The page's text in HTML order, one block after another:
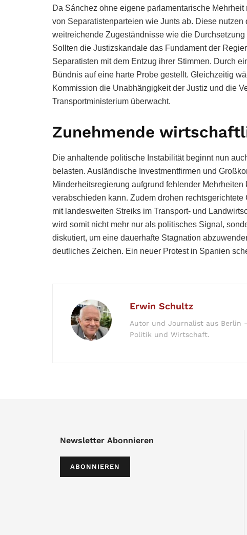
Da Sánchez ohne eigene parlamentarische
von Separatistenparteien wie Junts ab. Diese
weitreichende Zugeständnisse wie die
Sollten die Justizskandale das Fundament der
Separatisten mit dem Entzug ihrer Stimmen. Durch
Bündnis auf eine harte Probe gestellt. Gleichzeitig
Kommission die Unabhängigkeit der Justiz und die
Transportministerium überwacht.
Zunehmende
Die anhaltende politische Instabilität beginnt nun
belasten. Ausländische Investmentfirmen und
Minderheitsregierung aufgrund fehlender
verabschieden kann. Zudem drohen
mit landesweiten Streiks im Transport- und
wird somit nicht mehr nur als politisches Signal,
diskutiert, um eine dauerhafte Stagnation
deutliches Zeichen. Ein neuer Protest in Spanien
Erwin Schultz
Autor und Journalist aus Berlin
Politik und Wirtschaft.
Newsletter Abonnieren
ABONNIEREN